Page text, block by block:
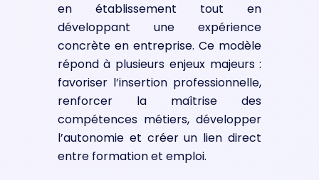
en établissement tout en
développant une expérience
concrète en entreprise. Ce modèle
répond à plusieurs enjeux majeurs :
favoriser l’insertion professionnelle,
renforcer la maîtrise des
compétences métiers, développer
l’autonomie et créer un lien direct
entre formation et emploi.